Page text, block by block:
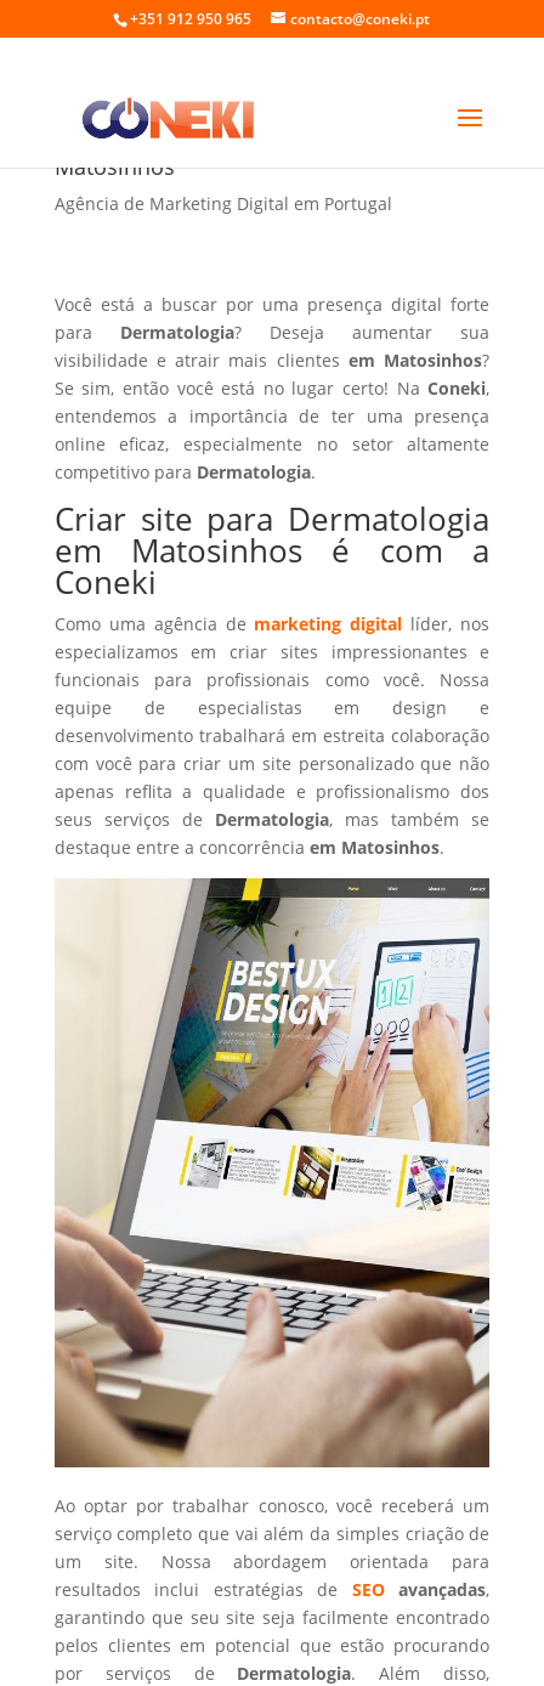
+351 912 950 965 contacto@coneki.pt
Criar site para Dermatologia em
Matosinhos
Agência de Marketing Digital em Portugal
Você está a buscar por uma presença digital forte
para Dermatologia? Deseja aumentar sua
visibilidade e atrair mais clientes em Matosinhos?
Se sim, então você está no lugar certo! NaConeki,
entendemos a importância de ter uma presença
online eficaz, especialmente no setor altamente
competitivo para Dermatologia.
Criar site para Dermatologia
em Matosinhos é com a
Coneki
Como uma agência de marketing digital líder, nos
especializamos em criar sites impressionantes e
funcionais para profissionais como você. Nossa
equipe de especialistas em design e
desenvolvimento trabalhará em estreita colaboração
com você para criar um site personalizado que não
apenas reflita a qualidade e profissionalismo dos
seus serviços de Dermatologia, mas também se
destaque entre a concorrência em Matosinhos.
Ao optar por trabalhar conosco, você receberá um
serviço completo que vai além da simples criação de
um site. Nossa abordagem orientada para
resultados inclui estratégias de SEOavançadas,
garantindo que seu site seja facilmente encontrado
pelos clientes em potencial que estão procurando
por serviços de Dermatologia. Além disso,